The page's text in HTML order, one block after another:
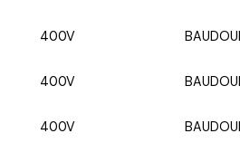
400V
400V
400V